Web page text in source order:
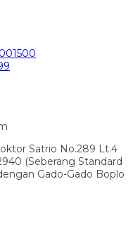
Satrio No.289 Lt.4
(Seberang Standard
Gado-Gado Boplo